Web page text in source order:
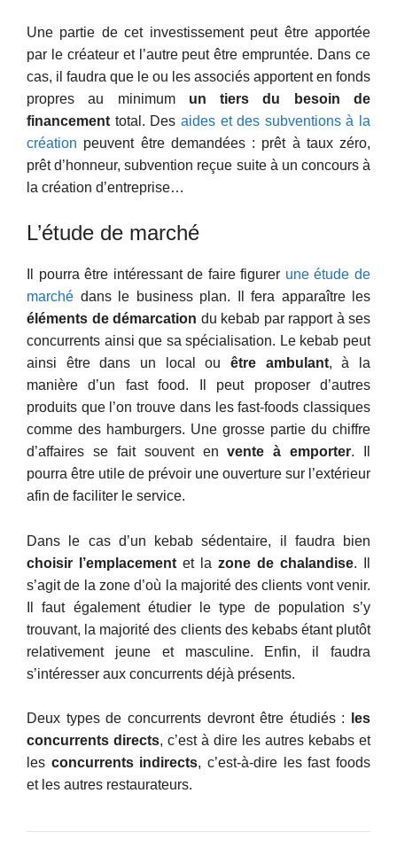
Une partie de cet investissement peut être apportée
par le créateur et l’autre peut être empruntée. Dans ce
cas, il faudra que le ou les associés apportent en fonds
propres au minimum un tiers du besoin de
financement total. Des aides et des subventions à la
création peuvent être demandées : prêt à taux zéro,
prêt d’honneur, subvention reçue suite à un concours à
la création d’entreprise…
L’étude de marché
Il pourra être intéressant de faire figurer une étude de
marché dans le business plan. Il fera apparaître les
éléments de démarcation du kebab par rapport à ses
concurrents ainsi que sa spécialisation. Le kebab peut
ainsi être dans un local ou être ambulant, à la
manière d’un fast food. Il peut proposer d’autres
produits que l’on trouve dans les fast-foods classiques
comme des hamburgers. Une grosse partie du chiffre
d’affaires se fait souvent en vente à emporter. Il
pourra être utile de prévoir une ouverture sur l’extérieur
afin de faciliter le service.
Dans le cas d’un kebab sédentaire, il faudra bien
choisir l’emplacement et la zone de chalandise. Il
s’agit de la zone d’où la majorité des clients vont venir.
Il faut également étudier le type de population s’y
trouvant, la majorité des clients des kebabs étant plutôt
relativement jeune et masculine. Enfin, il faudra
s’intéresser aux concurrents déjà présents.
Deux types de concurrents devront être étudiés :
les
concurrents directs, c’est à dire les autres kebabs et
les concurrents indirects, c’est-à-dire les fast foods
et les autres restaurateurs.